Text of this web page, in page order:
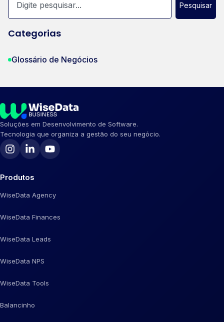
Pesquisar
Categorias
Glossário de Negócios
Soluções em Desenvolvimento de Software.
Tecnologia que organiza a gestão do seu negócio.
Produtos
WiseData Agency
WiseData Finances
WiseData Leads
WiseData NPS
WiseData Tools
Balancinho